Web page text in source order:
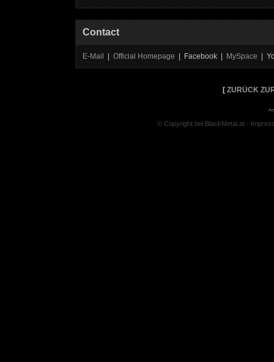
Contact
E-Mail Official Homepage | Facebook | MySpace |
[ ZURÜCK
© Copyright bei BlackMetal.at -